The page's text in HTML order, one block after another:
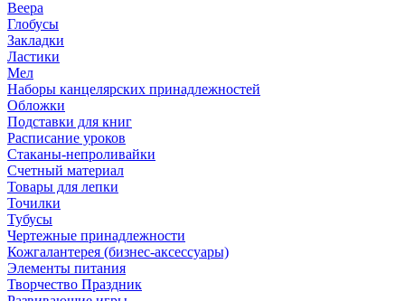
Веера
Глобусы
Закладки
Ластики
Мел
Наборы канцелярских принадлежностей
Обложки
Подставки для книг
Расписание уроков
Стаканы-непроливайки
Счетный материал
Товары для лепки
Точилки
Тубусы
Чертежные принадлежности
Кожгалантерея (бизнес-аксессуары)
Элементы питания
Творчество Праздник